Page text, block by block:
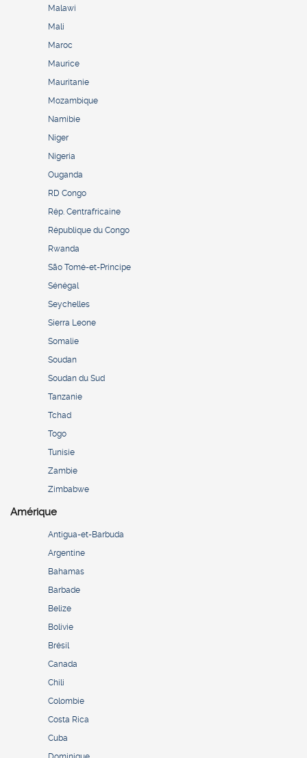
Malawi
Mali
Maroc
Maurice
Mauritanie
Mozambique
Namibie
Niger
Nigeria
Ouganda
RD Congo
Rép. Centrafricaine
République du Congo
Rwanda
São Tomé-et-Principe
Sénégal
Seychelles
Sierra Leone
Somalie
Soudan
Soudan du Sud
Tanzanie
Tchad
Togo
Tunisie
Zambie
Zimbabwe
Amérique
Antigua-et-Barbuda
Argentine
Bahamas
Barbade
Belize
Bolivie
Brésil
Canada
Chili
Colombie
Costa Rica
Cuba